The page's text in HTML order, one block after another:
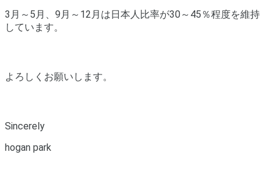
3月～5月、9月～12月は日本人比率が30～45％程度を維持
しています。
よろしくお願いします。
Sincerely
hogan park